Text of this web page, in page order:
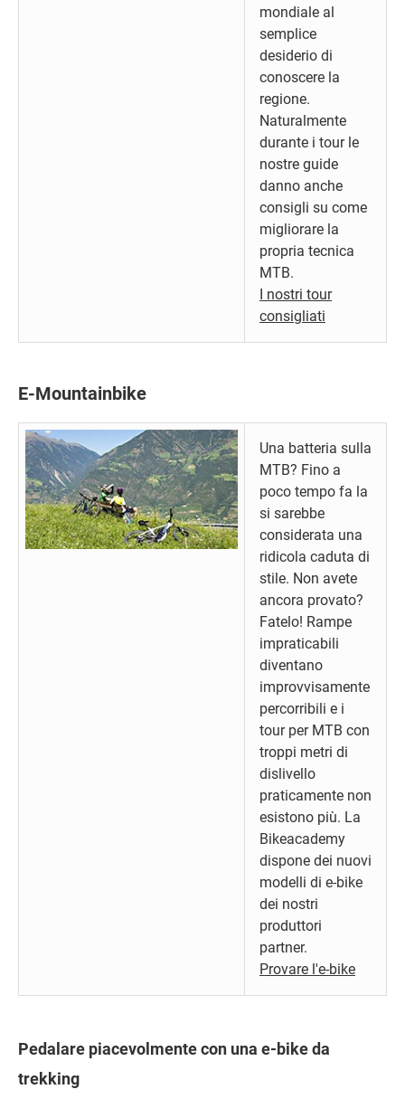
mondiale al
semplice
desiderio di
conoscere la
regione.
Naturalmente
durante i tour le
nostre guide
danno anche
consigli su come
migliorare la
propria tecnica
MTB.
I nostri tour
consigliati
E-Mountainbike
Una batteria sulla
MTB? Fino a
poco tempo fa la
si sarebbe
considerata una
ridicola caduta di
stile. Non avete
ancora provato?
Fatelo! Rampe
impraticabili
diventano
improvvisamente
percorribili e i
tour per MTB con
troppi metri di
dislivello
praticamente non
esistono più. La
Bikeacademy
dispone dei nuovi
modelli di e-bike
dei nostri
produttori
partner.
Provare l'e-bike
Pedalare piacevolmente con una e-bike da
trekking